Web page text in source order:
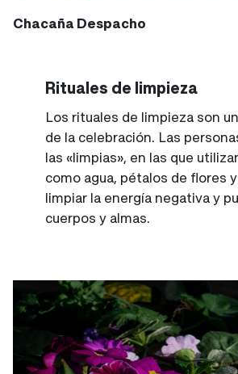
Chacaña Despacho
Rituales de limpieza
Los rituales de limpieza son
de la celebración. Las
las «limpias», en las que
como agua, pétalos de flores
limpiar la energía negativa y
cuerpos y almas.